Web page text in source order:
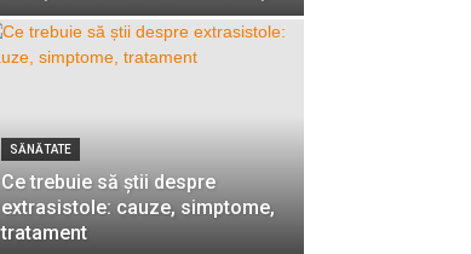
SĂNĂTATE
Ce trebuie să știi despre
extrasistole: cauze, simptome,
tratament